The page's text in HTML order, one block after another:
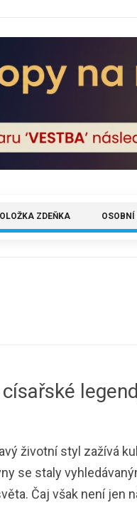
ZDEŇKA OSOBNÍ
životní styl zažívá
se staly
Čaj však není jen